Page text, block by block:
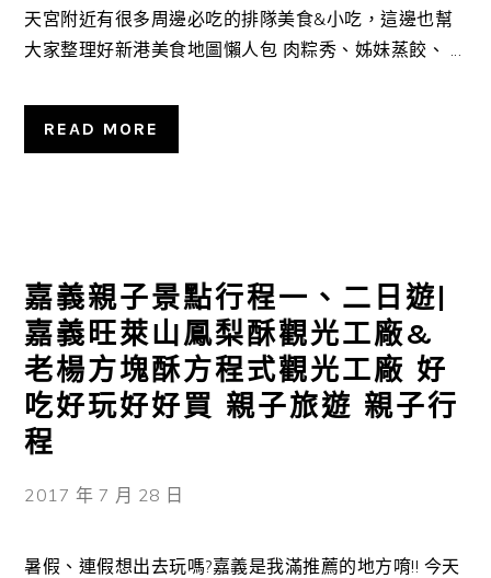
天宮附近有很多周邊必吃的排隊美食&小吃，這邊也幫
大家整理好新港美食地圖懶人包 肉粽秀、姊妹蒸餃、 ...
READ MORE
嘉義親子景點行程一、二日遊|
嘉義旺萊山鳳梨酥觀光工廠&
老楊方塊酥方程式觀光工廠 好
吃好玩好好買 親子旅遊 親子行
程
2017 年 7 月 28 日
暑假、連假想出去玩嗎?嘉義是我滿推薦的地方唷!! 今天